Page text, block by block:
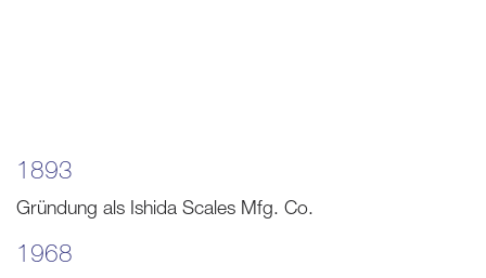
1893
Gründung als Ishida Scales Mfg. Co.
1968